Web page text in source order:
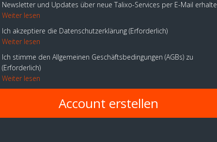
Newsletter und Updates über neue Talixo-Services per E-Mail
Weiter lesen
Ich akzeptiere die Datenschutzerklärung Erforderlich
Weiter lesen
Ich stimme den Allgemeinen Geschäftsbedingungen (AGBs) zu
Erforderlich
Weiter lesen